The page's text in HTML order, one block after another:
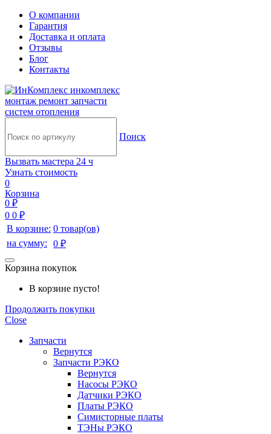
О компании
Гарантия
Доставка и оплата
Отзывы
Блог
Контакты
инкомплекс
монтаж ремонт запчасти
систем отопления
Поиск
Вызвать мастера 24 ч
Узнать стоимость
0
Корзина
0 ₽
0 0 ₽
В корзине: 0 товар(ов)
на сумму:
0 ₽
Корзина покупок
В корзине пусто!
Продолжить покупки
Close
Запчасти
Вернутся
Запчасти РЭКО
Вернутся
Насосы РЭКО
Датчики РЭКО
Платы РЭКО
Симисторные платы
ТЭНы РЭКО